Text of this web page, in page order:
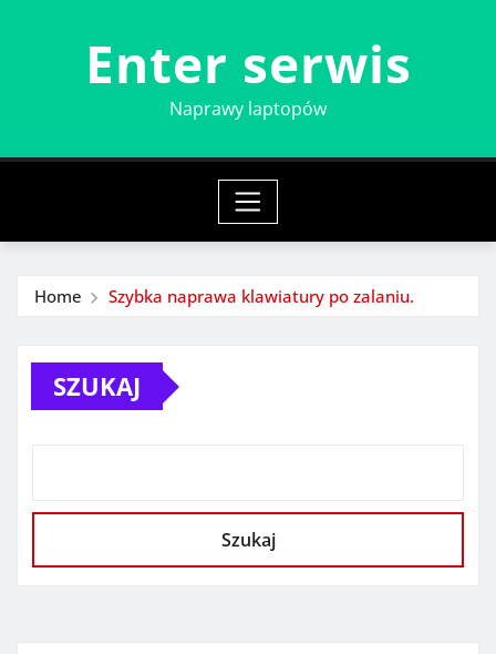
Enter serwis
Naprawy laptopów
Home Szybka naprawa klawiatury po zalaniu.
SZUKAJ
Szukaj